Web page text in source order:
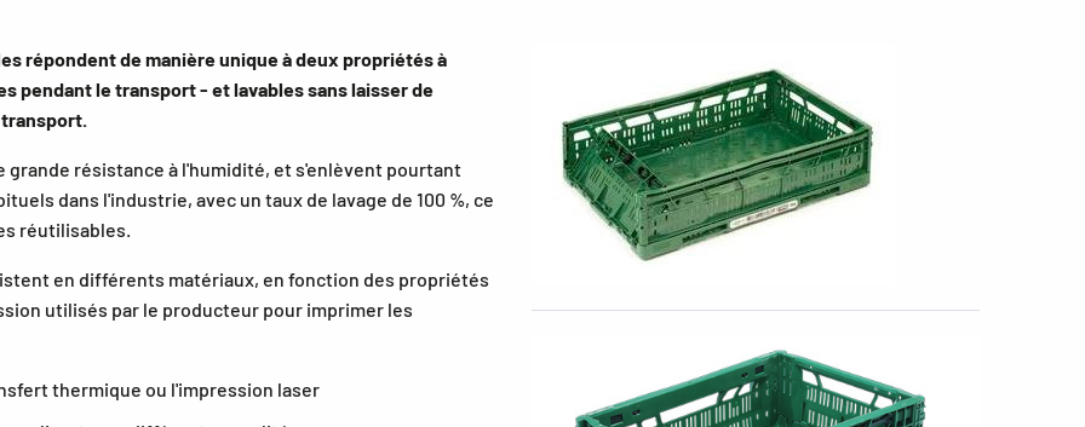
répondent de manière unique à deux propriétés à
pendant le transport - et lavables sans laisser de
transport.
résistance à l'humidité, et s'enlèvent pourtant
dans l'industrie, avec un taux de lavage de 100 %, ce
réutilisables.
en différents matériaux, en fonction des propriétés
utilisés par le producteur pour imprimer les
thermique ou l'impression laser